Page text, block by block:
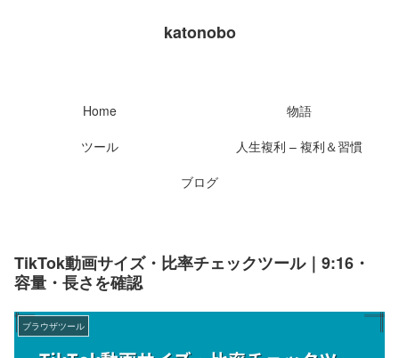
katonobo
Home
物語
ツール
人生複利 – 複利＆習慣
ブログ
TikTok動画サイズ・比率チェックツール｜9:16・
容量・長さを確認
ブラウザツール